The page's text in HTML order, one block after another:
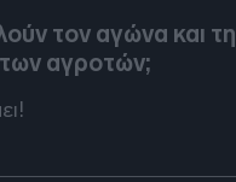
τον αγώνα και τη
αγροτών;